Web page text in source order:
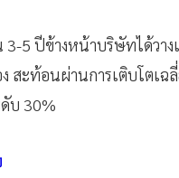
3-5 ปีข้างหน้าบริษัทได้วาง
สะท้อนผ่านการเติบโตเฉ
บ 30%